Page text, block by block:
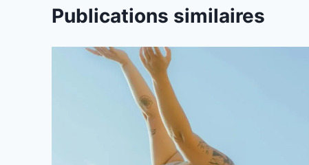
Publications similaires